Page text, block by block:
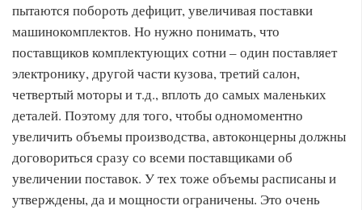
пытаются побороть дефицит, увеличивая поставки
машинокомплектов. Но нужно понимать, что
поставщиков комплектующих сотни – один поставляет
электронику, другой части кузова, третий салон,
четвертый моторы и т.д., вплоть до самых маленьких
деталей. Поэтому для того, чтобы одномоментно
увеличить объемы производства, автоконцерны должны
договориться сразу со всеми поставщиками об
увеличении поставок. У тех тоже объемы расписаны и
утверждены, да и мощности ограничены. Это очень